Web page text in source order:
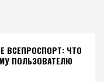
ВСЕПРОСПОРТ: ЧТО
ПОЛЬЗОВАТЕЛЮ